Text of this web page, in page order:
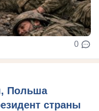
0
Польша
страны